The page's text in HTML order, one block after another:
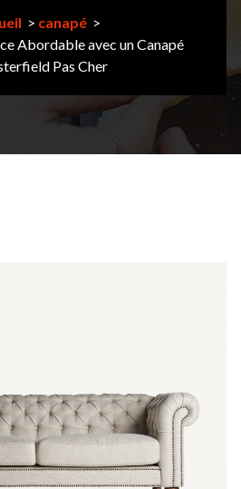
> canapé>
Abordable avec un Canapé
Pas Cher